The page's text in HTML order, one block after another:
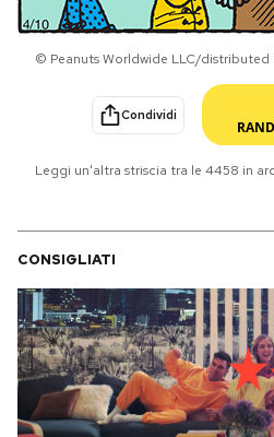
NEWSLETTER
I MIEI PREFERITI
SHOP
CALENDARIO
© Peanuts Worldwide LLC/distributed
Condividi
Leggi un'altra striscia tra le 4458 in
CONSIGLIATI